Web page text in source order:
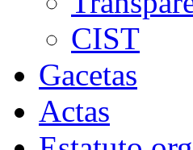
CIST
Gacetas
Actas